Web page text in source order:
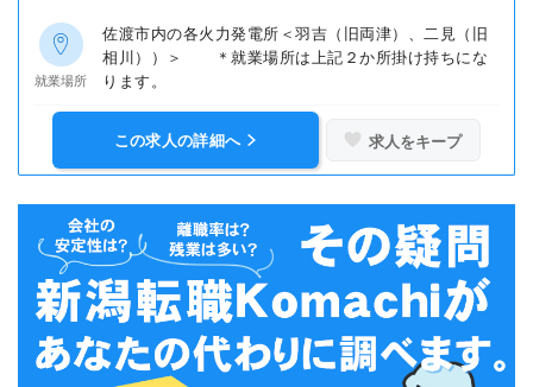
就業場所
佐渡市内の各火力発電所＜羽吉（旧両津）、二見（旧
相川））＞ ＊就業場所は上記２か所掛け持ちにな
ります。
この求人の詳細へ 求人をキープ